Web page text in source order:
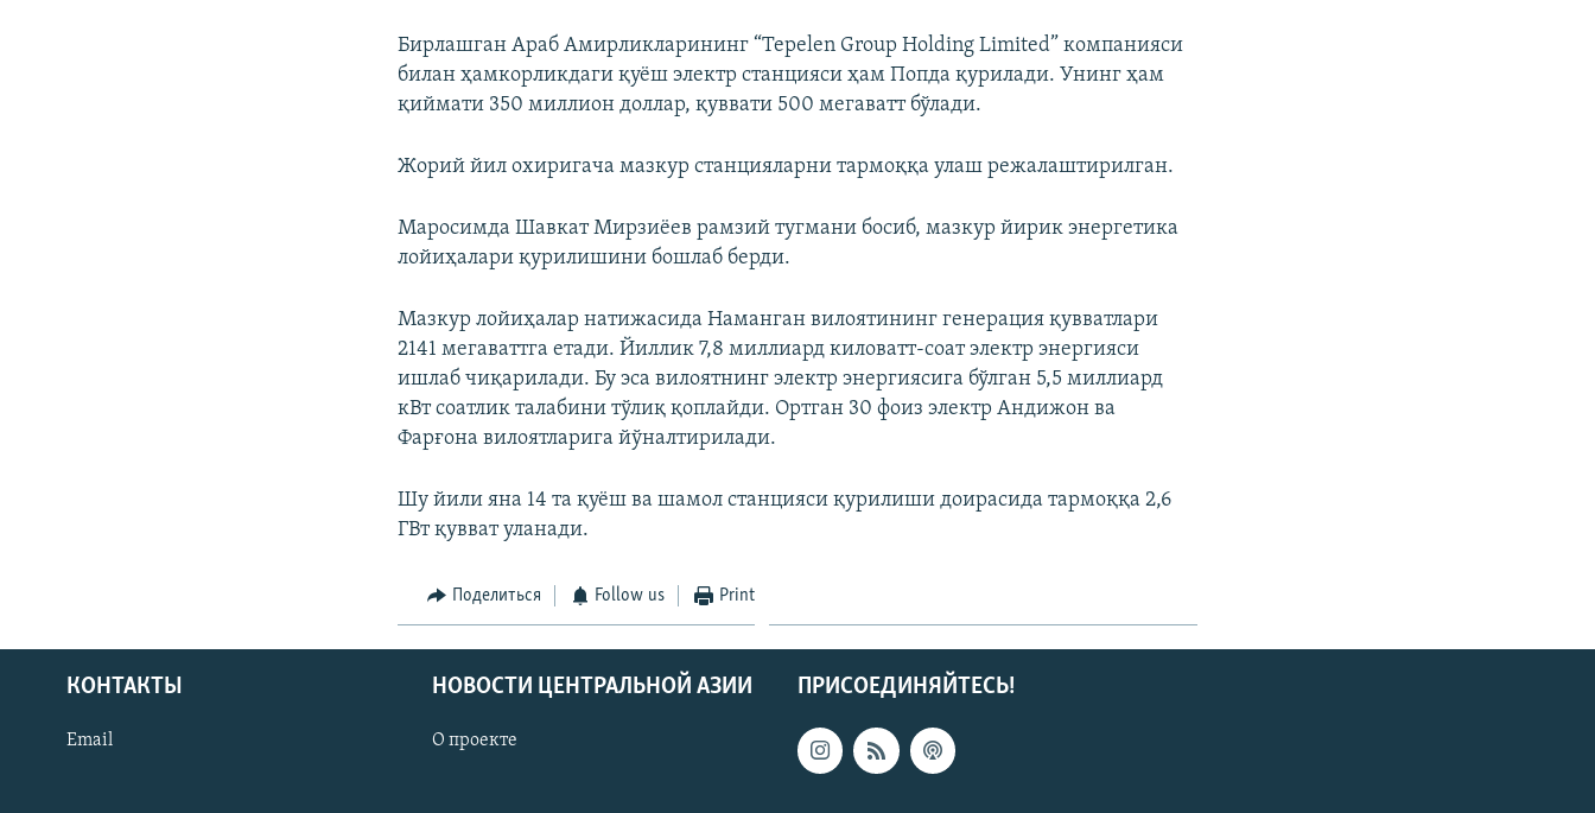
Бирлашган Араб Амирликларининг “Tepelen Group Holding Limited” компанияси
билан ҳамкорликдаги қуёш электр станцияси ҳам Попда қурилади. Унинг ҳам
қиймати 350 миллион доллар, қуввати 500 мегаватт бўлади.
Жорий йил охиригача мазкур станцияларни тармоққа улаш режалаштирилган.
Маросимда Шавкат Мирзиёев рамзий тугмани босиб, мазкур йирик энергетика
лойиҳалари қурилишини бошлаб берди.
Мазкур лойиҳалар натижасида Наманган вилоятининг генерация қувватлари
2141 мегаваттга етади. Йиллик 7,8 миллиард киловатт-соат электр энергияси
ишлаб чиқарилади. Бу эса вилоятнинг электр энергиясига бўлган 5,5 миллиард
кВт соатлик талабини тўлиқ қоплайди. Ортган 30 фоиз электр Андижон ва
Фарғона вилоятларига йўналтирилади.
Шу йили яна 14 та қуёш ва шамол станцияси қурилиши доирасида тармоққа 2,6
ГВт қувват уланади.
Поделиться Follow us Print
ПРИСОЕДИНЯЙТЕСЬ!
КОНТАКТЫ
Email
НОВОСТИ ЦЕНТРАЛЬНОЙ АЗИИ
О проекте